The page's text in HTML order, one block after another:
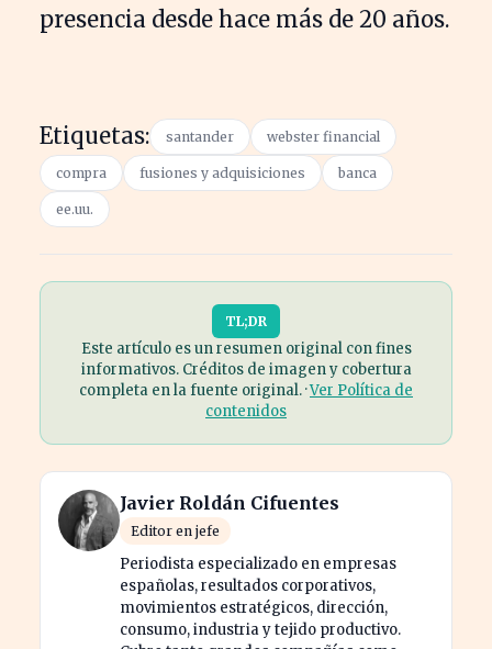
presencia desde hace más de 20 años.
Etiquetas: santander webster financial
compra fusiones y adquisiciones banca
ee.uu.
TL;DR
Este artículo es un resumen original con fines
informativos. Créditos de imagen y cobertura
completa en la fuente original. ·Ver Política de
contenidos
Javier Roldán Cifuentes
Editor en jefe
Periodista especializado en empresas
españolas, resultados corporativos,
movimientos estratégicos, dirección,
consumo, industria y tejido productivo.